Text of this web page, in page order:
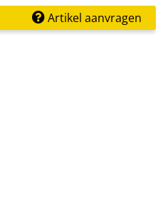
Artikel aanvragen